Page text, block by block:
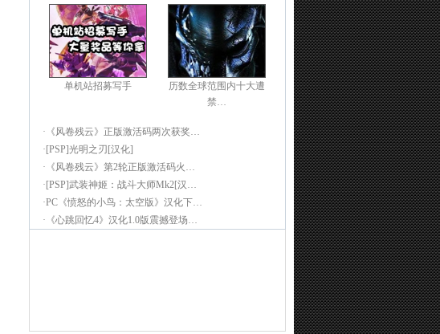
单机站招募写手
历数全球范围内十大遭
禁…
· 《风卷残云》正版激活码两次获奖…
· [PSP]光明之刃[汉化]
· 《风卷残云》第2轮正版激活码火…
· [PSP]武装神姬：战斗大师Mk2[汉…
·PC《愤怒的小鸟：太空版》汉化下…
· 《心跳回忆4》汉化1.0版震撼登场…